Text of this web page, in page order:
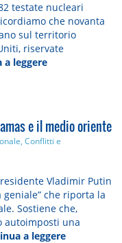
testate nucleari
che novanta
sul territorio
riservate
a leggere
e il medio oriente
Conflitti e
Vladimir Putin
geniale” che riporta la
Sostiene che,
autoimposti una
a leggere